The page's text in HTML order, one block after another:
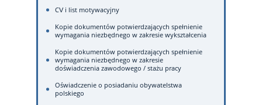
CV i list motywacyjny
Kopie dokumentów potwierdzających spełnienie
wymagania niezbędnego w zakresie wykształcenia
Kopie dokumentów potwierdzających spełnienie
wymagania niezbędnego w zakresie
doświadczenia zawodowego / stażu pracy
Oświadczenie o posiadaniu obywatelstwa
polskiego